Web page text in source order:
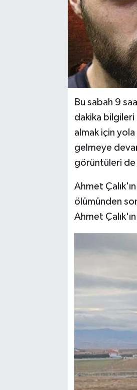
Bu sabah 9
dakika
almak için
gelmeye
görüntüleri de
Ahmet
ölümünden
Ahmet